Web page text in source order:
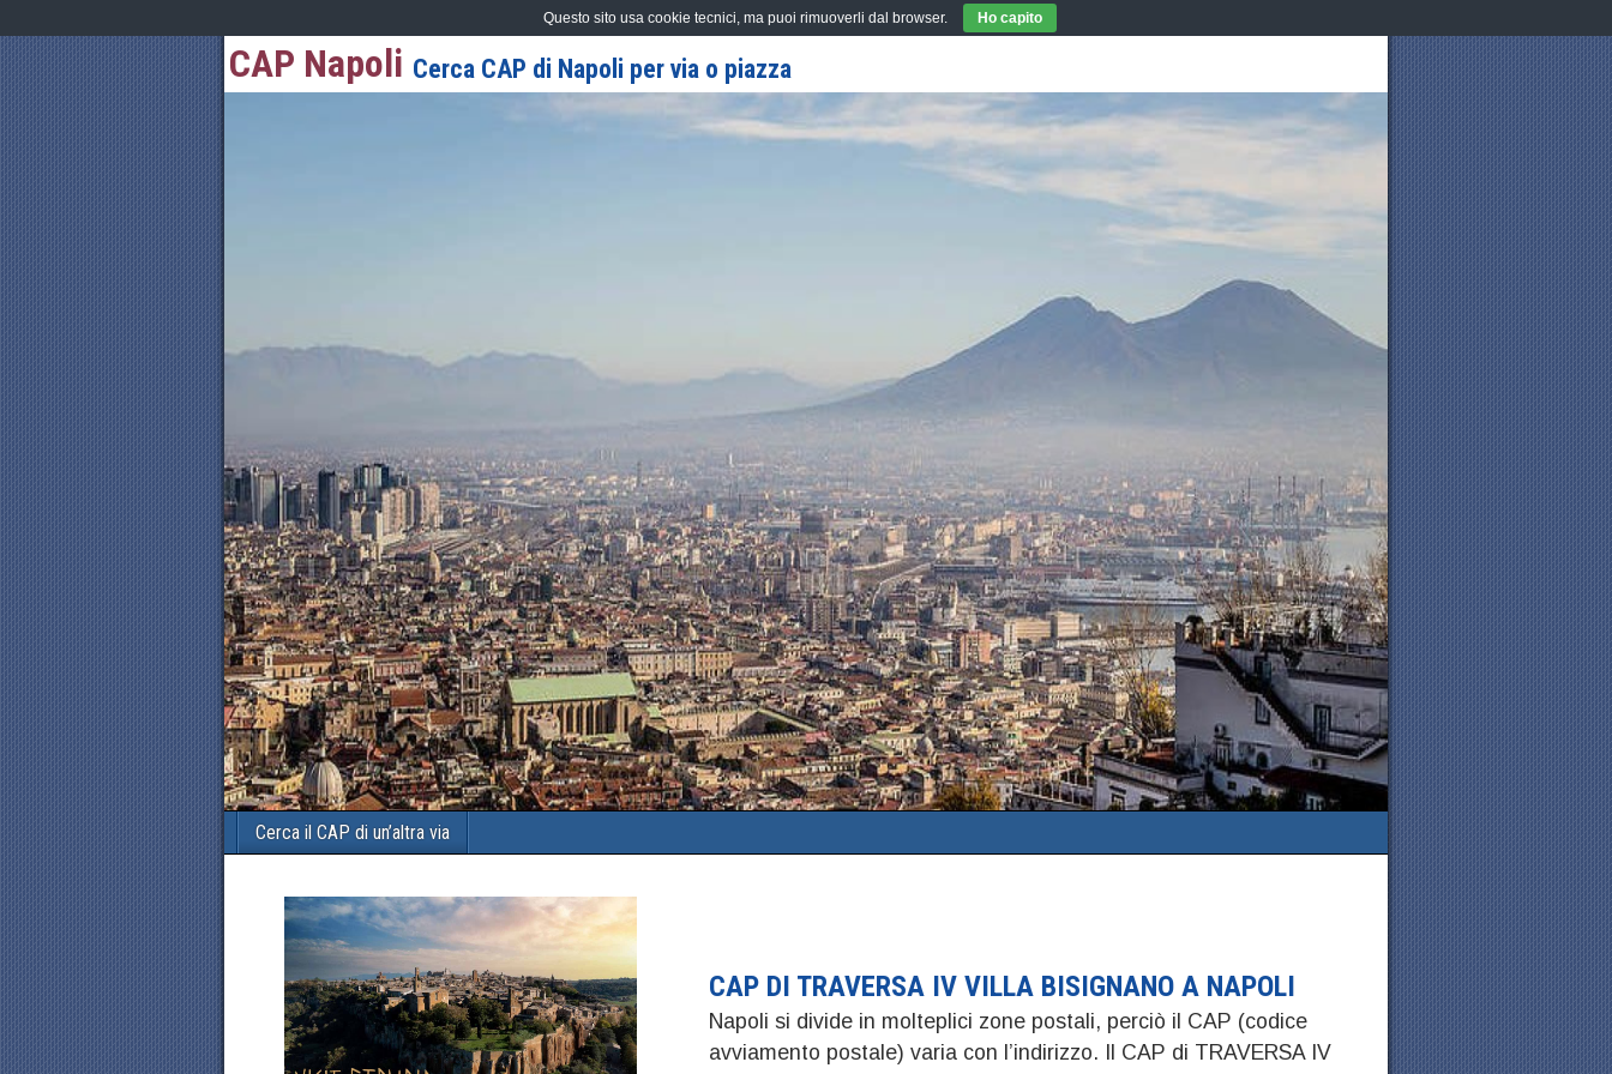
CAP Napoli Cerca CAP di Napoli per via o piazza
Cerca il CAP di un’altra via
CAP DI TRAVERSA IV VILLA BISIGNANO A NAPOLI
Napoli si divide in molteplici zone postali, perciò il CAP (codice
avviamento postale) varia con l’indirizzo. Il CAP di TRAVERSA IV
Questo sito usa cookie tecnici, ma puoi rimuoverli dal browser. Ho capito